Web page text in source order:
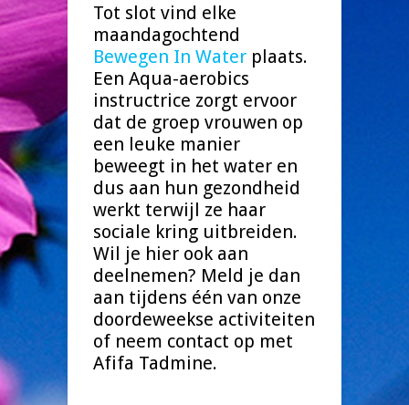
Tot slot vind elke
maandagochtend
Bewegen In Water plaats.
Een Aqua-aerobics
instructrice zorgt ervoor
dat de groep vrouwen op
een leuke manier
beweegt in het water en
dus aan hun gezondheid
werkt terwijl ze haar
sociale kring uitbreiden.
Wil je hier ook aan
deelnemen? Meld je dan
aan tijdens één van onze
doordeweekse activiteiten
of neem contact op met
Afifa Tadmine.